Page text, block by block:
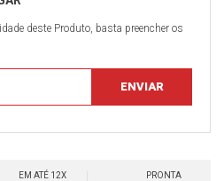
deste Produto, basta preencher os
EM ATÉ 12X
PRONTA